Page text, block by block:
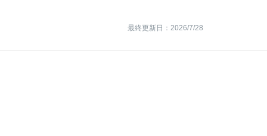
最終更新日：2026/7/28